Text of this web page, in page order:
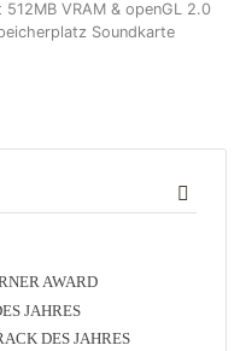
VRAM & openGL 2.0
Soundkarte
AWARD
JAHRES
DES JAHRES